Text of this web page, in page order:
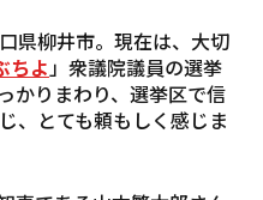
県柳井市。現在は、大切
ちよ」衆議院議員の選挙
かりまわり、選挙区で信
、とても頼もしく感じま